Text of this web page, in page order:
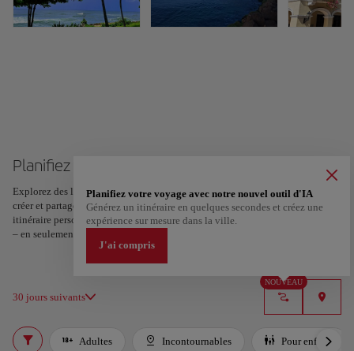
Planifiez votre voyage à République dominicaine
Explorez des lieux et des expériences, et marquez vos favoris d’un cœur pour
créer et partager votre itinéraire. Vous voulez plus d’idées ? Obtenez un
itinéraire personnalisé selon vos centres d’intérêt et la durée de votre voyage
– en seulement deux étapes et téléchargeable sur Google Maps.
30 jours suivants
NOUVEAU
Planifiez votre voyage avec notre nouvel outil d'IA
Générez un itinéraire en quelques secondes et créez une
expérience sur mesure dans la ville.
J'ai compris
Adultes Incontournables Pour enfants